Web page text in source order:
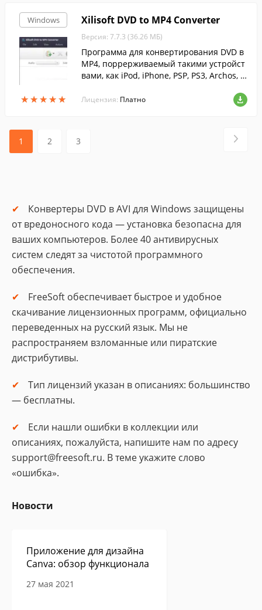
Windows
★★★★★
★★★★★
Xilisoft DVD to MP4 Converter
Версия: 7.7.3 (36.26 МБ)
Программа для конвертирования DVD в
MP4, поррерживаемый такими устройст
вами, как iPod, iPhone, PSP, PS3, Archos, i
Лицензия: Платно
1 2 3
Конвертеры DVD в AVI для Windows защищены
от вредоносного кода — установка безопасна для
ваших компьютеров. Более 40 антивирусных
систем следят за чистотой программного
обеспечения.
FreeSoft обеспечивает быстрое и удобное
скачивание лицензионных программ, официально
переведенных на русский язык. Мы не
распространяем взломанные или пиратские
дистрибутивы.
Тип лицензий указан в описаниях: большинство
— бесплатны.
Если нашли ошибки в коллекции или
описаниях, пожалуйста, напишите нам по адресу
support@freesoft.ru. В теме укажите слово
«ошибка».
Новости
Приложение для дизайна
Canva: обзор функционала
27 мая 2021